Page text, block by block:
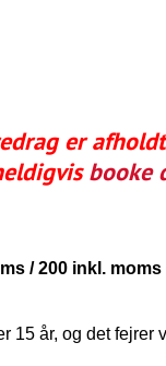
er afholdt
booke
/ 200 inkl.
15 år, og det fejrer